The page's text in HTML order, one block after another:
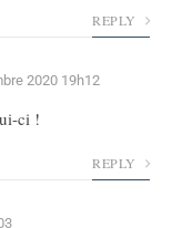
REPLY
2020 19h12
ci !
REPLY